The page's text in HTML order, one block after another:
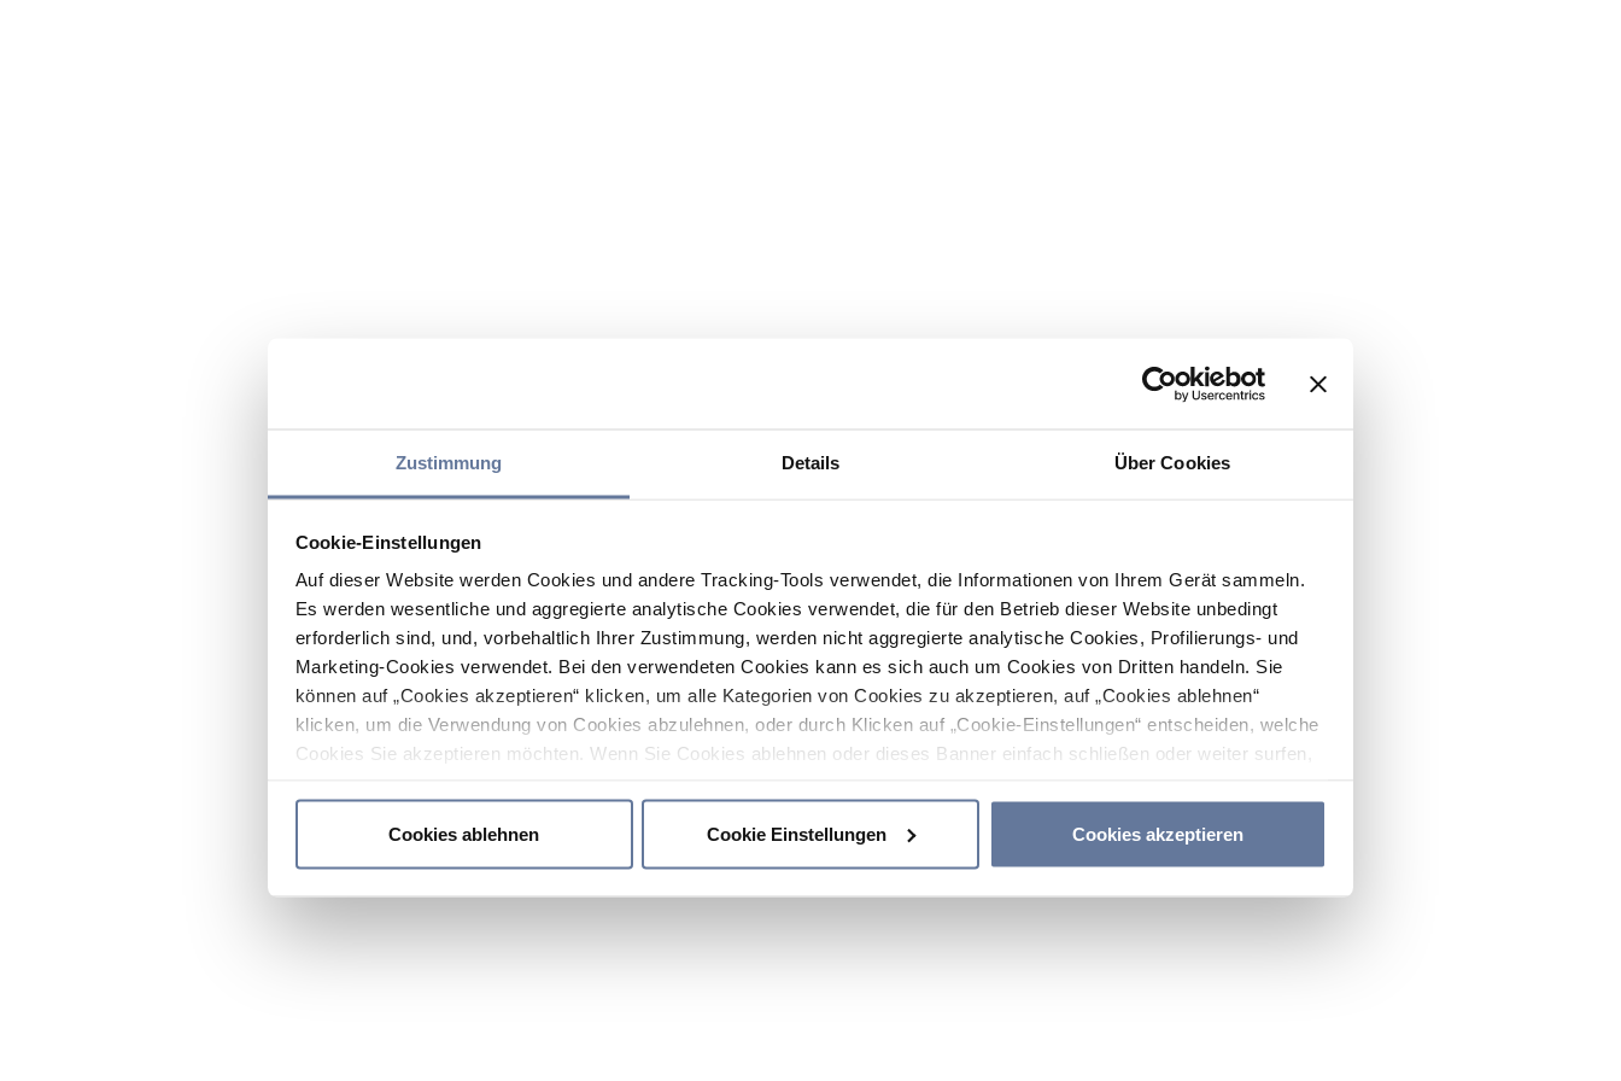
Zustimmung Details Über Cookies
Cookie-Einstellungen
Auf dieser Website werden Cookies und andere Tracking-Tools verwendet, die Informationen von Ihrem Gerät sammeln.
Es werden wesentliche und aggregierte analytische Cookies verwendet, die für den Betrieb dieser Website unbedingt
erforderlich sind, und, vorbehaltlich Ihrer Zustimmung, werden nicht aggregierte analytische Cookies, Profilierungs- und
Marketing-Cookies verwendet. Bei den verwendeten Cookies kann es sich auch um Cookies von Dritten handeln. Sie
können auf „Cookies akzeptieren“ klicken, um alle Kategorien von Cookies zu akzeptieren, auf „Cookies ablehnen“
klicken, um die Verwendung von Cookies abzulehnen, oder durch Klicken auf „Cookie-Einstellungen“ entscheiden, welche
Cookies Sie akzeptieren möchten. Wenn Sie Cookies ablehnen oder dieses Banner einfach schließen oder weiter surfen,
Cookies ablehnen
Cookie Einstellungen Cookies akzeptieren